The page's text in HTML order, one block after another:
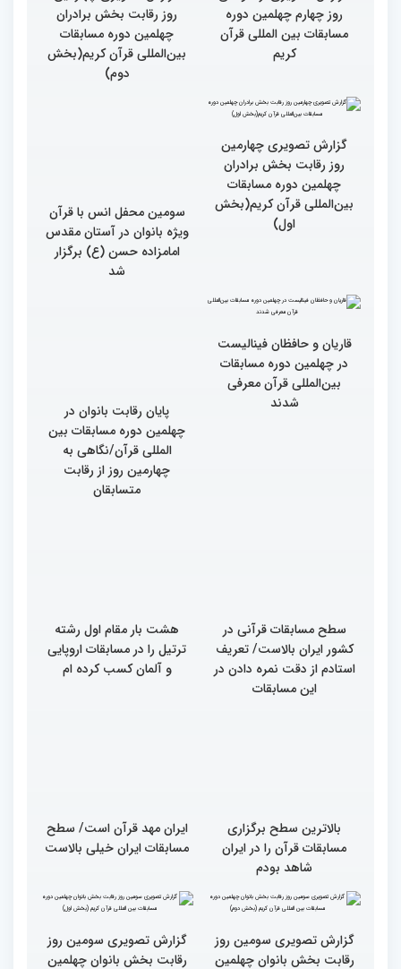
گزارش تصویری از حواشی
مسابقات بین المللی قرآن
کریم
دوم)
روز رقابت بخش برادران
چهلمین دوره مسابقات
بین‌المللی قرآن کریم(بخش
اول)
شد
متسابقان
این مسابقات
بالاترین سطح برگزاری ایران مهد قرآن است/ سطح